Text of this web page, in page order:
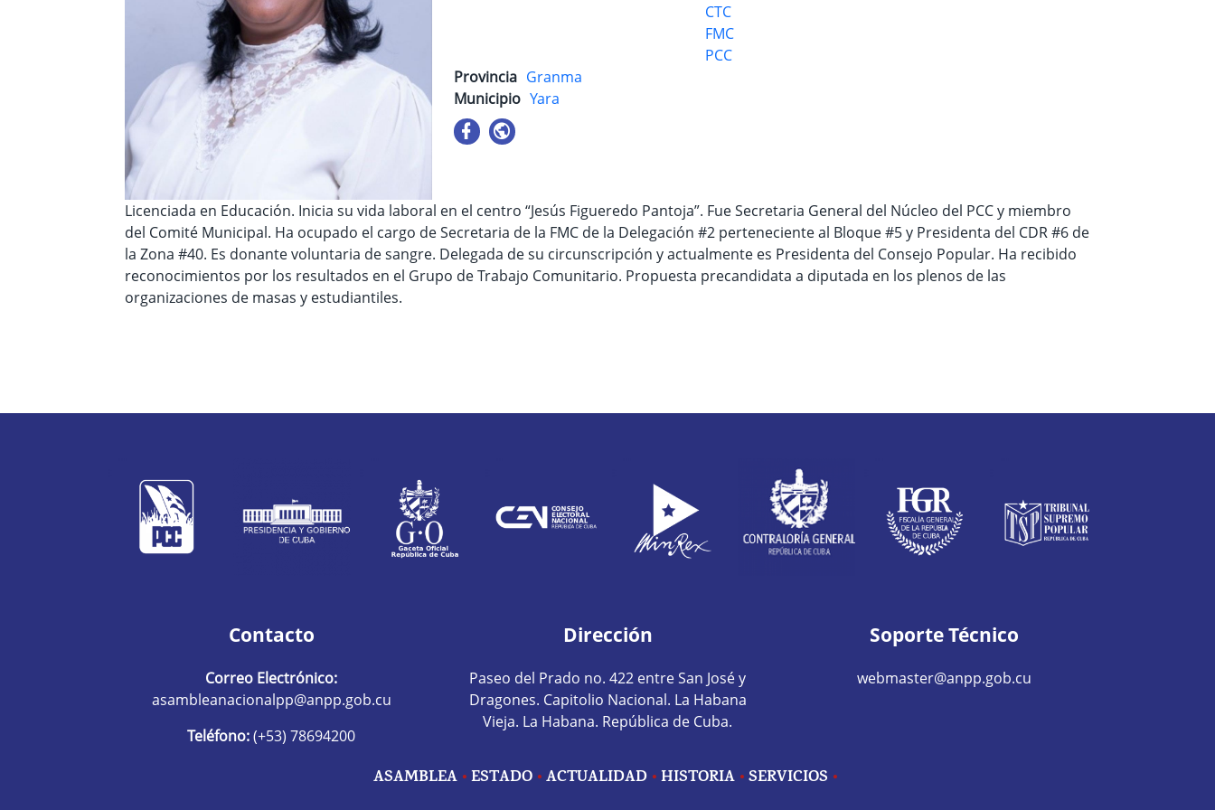
CTC
FMC
PCC
Provincia Granma
Municipio Yara
Licenciada en Educación. Inicia su vida laboral en el centro “Jesús Figueredo Pantoja”. Fue Secretaria General del Núcleo del PCC y miembro
del Comité Municipal. Ha ocupado el cargo de Secretaria de la FMC de la Delegación #2 perteneciente al Bloque#5y Presidenta del CDR#6 de
la Zona #40. Es donante voluntaria de sangre. Delegada de su circunscripción y actualmente es Presidenta del Consejo Popular. Ha recibido
reconocimientos por los resultados en el Grupo de Trabajo Comunitario. Propuesta precandidata a diputada en los plenos de las
organizaciones de masas y estudiantiles.
Contacto
Correo Electrónico:
asambleanacionalpp@anpp.gob.cu
Teléfono:(+53) 78694200
Dirección
Paseo del Prado no. 422 entre San José y
Dragones. Capitolio Nacional. La Habana
Vieja. La Habana. República de Cuba.
Soporte Técnico
webmaster@anpp.gob.cu
ASAMBLEA ESTADO ACTUALIDAD HISTORIA SERVICIOS